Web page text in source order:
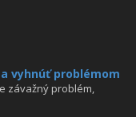
vyhnúť problémom
závažný problém,